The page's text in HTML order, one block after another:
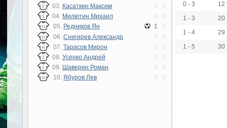
З 03. Касаткин Максим 0 0
З 04. Милютин Михаил 0 0
Н 05. Редников Ян 1 0
Н 06. Снигирев Александр 0 0
Н 07. Тарасов Мирон 0 0
З 08. Усенко Андрей 0 0
З 09. Шаверин Роман 0 0
Н 10. Ябуров Лев 0 0
0 - 3
12
1 - 3
20
1 - 4
29
1 - 5
30